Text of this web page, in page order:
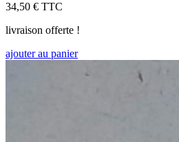
34,50 € TTC
livraison offerte !
ajouter au panier